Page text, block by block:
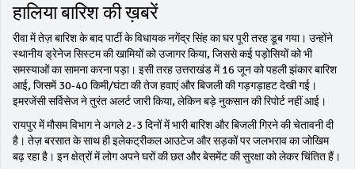
हालिया बारिश की ख़बरें
रीवा में तेज़ बारिश के बाद पार्टी के विधायक नगेंद्र सिंह का घर पूरी तरह डूब गया। उन्होंने
स्थानीय ड्रेनेज सिस्टम की खामियों को उजागर किया, जिससे कई पड़ोसियों को भी
समस्याओं का सामना करना पड़ा। इसी तरह उत्तराखंड में 16 जून को पहली झंकार बारिश
आई, जिसमें 30‑40 किमी/घंटा की तेज हवाएं और बिजली की गड़गड़ाहट देखी गई।
इमरजेंसी सर्विसेज ने तुरंत अलर्ट जारी किया, लेकिन बड़े नुकसान की रिपोर्ट नहीं आई।
रायपुर में मौसम विभाग ने अगले 2‑3 दिनों में भारी बारिश और बिजली गिरने की चेतावनी दी
है। तेज़ बरसात के साथ ही इलेकट्रीकल आउटेज और सड़कों पर जलभराव का जोखिम
बढ़ रहा है। इन क्षेत्रों में लोग अपने घरों की छत और बेसमेंट की सुरक्षा को लेकर चिंतित हैं।